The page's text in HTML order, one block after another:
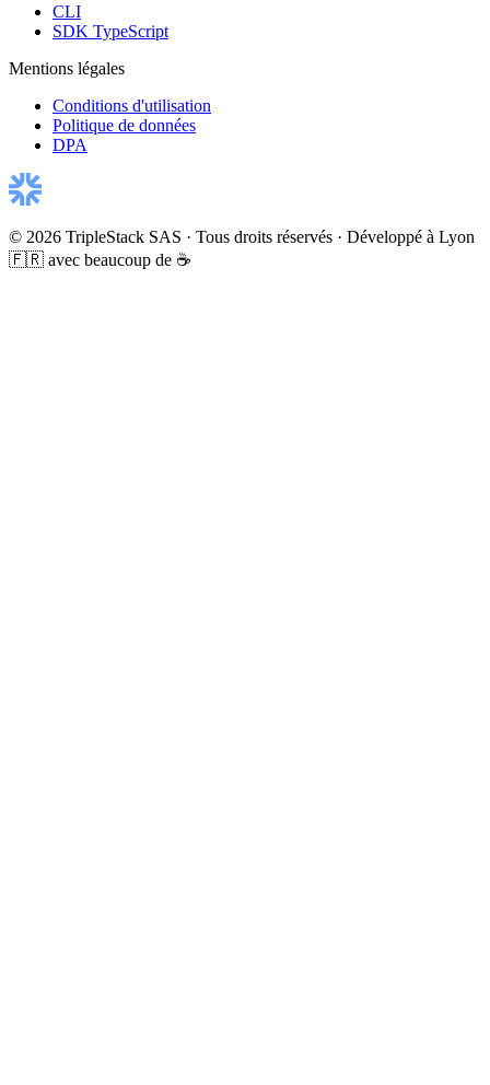
CLI
SDK TypeScript
Mentions légales
Conditions d'utilisation
Politique de données
DPA
© 2026 TripleStack SAS · Tous droits réservés · Développé à Lyon
🇫🇷 avec beaucoup de ☕